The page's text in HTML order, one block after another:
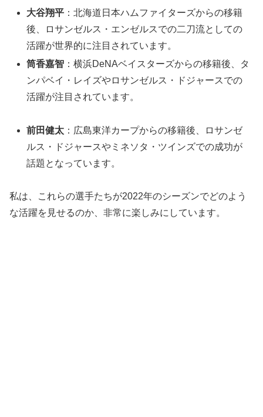
大谷翔平 ：北海道日本ハムファイターズからの移籍
後、ロサンゼルス・エンゼルスでの二刀流としての
活躍が世界的に注目されています。
筒香嘉智 ：横浜DeNAベイスターズからの移籍後、タ
ンパベイ・レイズやロサンゼルス・ドジャースでの
活躍が注目されています。
前田健太 ：広島東洋カープからの移籍後、ロサンゼ
ルス・ドジャースやミネソタ・ツインズでの成功が
話題となっています。
私は、これらの選手たちが2022年のシーズンでどのよう
な活躍を見せるのか、非常に楽しみにしています。